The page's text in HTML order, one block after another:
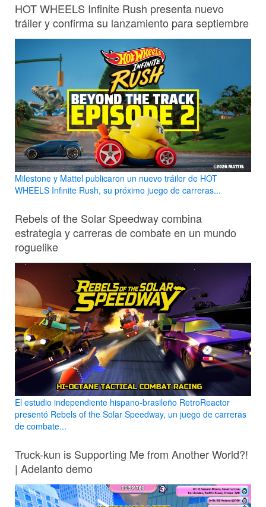
HOT WHEELS Infinite Rush presenta nuevo
tráiler y confirma su lanzamiento para septiembre
Milestone y Mattel publicaron un nuevo tráiler de HOT
WHEELS Infinite Rush, su próximo juego de carreras...
Rebels of the Solar Speedway combina
estrategia y carreras de combate en un mundo
roguelike
El estudio independiente hispano-brasileño RetroReactor
presentó Rebels of the Solar Speedway, un juego de carreras
de combate...
Truck-kun is Supporting Me from Another World?!
| Adelanto demo